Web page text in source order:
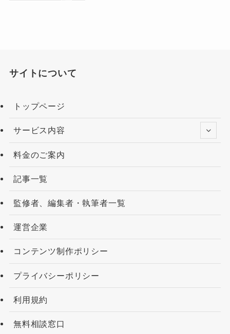
サイトについて
トップページ
サービス内容
料金のご案内
記事一覧
監修者、編集者・執筆者一覧
運営企業
コンテンツ制作ポリシー
プライバシーポリシー
利用規約
無料相談窓口